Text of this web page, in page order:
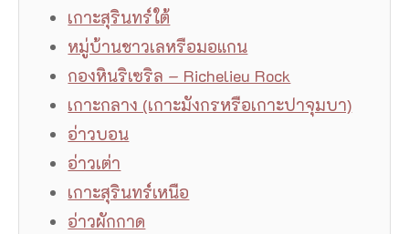
เกาะสุรินทร์ใต้
หมู่บ้านชาวเลหรือมอแกน
กองหินริเซริล – Richelieu Rock
เกาะกลาง (เกาะมังกรหรือเกาะปาจุมบา)
อ่าวบอน
อ่าวเต่า
เกาะสุรินทร์เหนือ
อ่าวผักกาด